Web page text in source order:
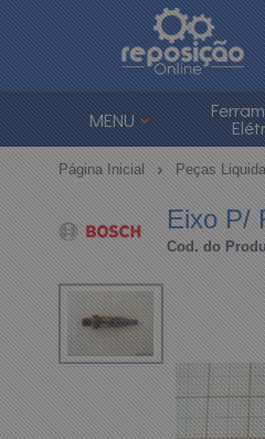
MENU
Página Inicial Peças
Eixo P/
Cod. do